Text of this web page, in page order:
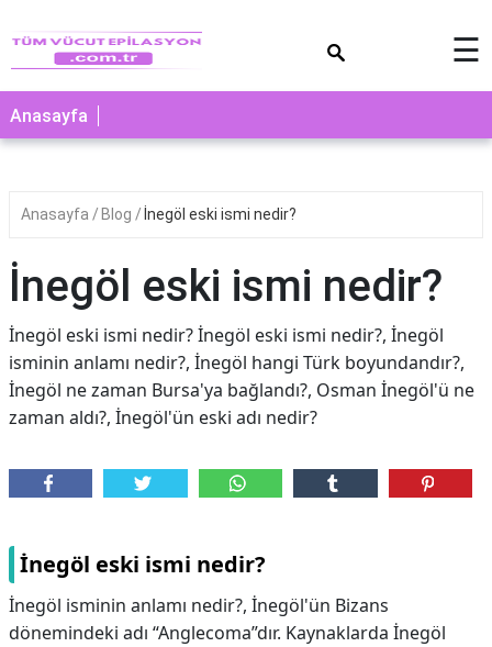
☰
Anasayfa
Anasayfa Blog İnegöl eski ismi nedir?
İnegöl eski ismi nedir?
İnegöl eski ismi nedir? İnegöl eski ismi nedir?, İnegöl
isminin anlamı nedir?, İnegöl hangi Türk boyundandır?,
İnegöl ne zaman Bursa'ya bağlandı?, Osman İnegöl'ü ne
zaman aldı?, İnegöl'ün eski adı nedir?
İnegöl eski ismi nedir?
İnegöl isminin anlamı nedir?, İnegöl'ün Bizans
dönemindeki adı “Anglecoma”dır. Kaynaklarda İnegöl